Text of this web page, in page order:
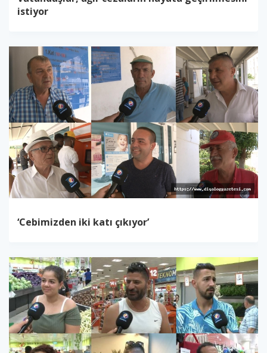
istiyor
‘Cebimizden iki katı çıkıyor’